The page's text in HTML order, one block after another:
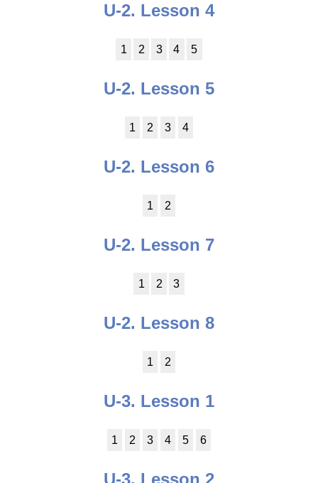
U-2. Lesson 4
1 2 3 4 5
U-2. Lesson 5
1 2 3 4
U-2. Lesson 6
1 2
U-2. Lesson 7
1 2 3
U-2. Lesson 8
1 2
U-3. Lesson 1
1 2 3 4 5 6
U-3. Lesson 2